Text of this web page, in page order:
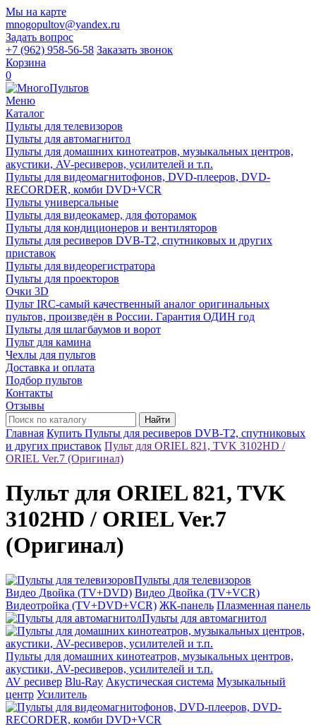
Мы на карте
mnogopultov@yandex.ru
Задать вопрос
+7 (962) 958-56-58 Заказать звонок
Корзина
0
Меню
Каталог
Пульты для телевизоров
Пульты для автомагнитол
Пульты для домашних кинотеатров, музыкальных центров,
акустики, AV-ресиверов, усилителей и т.п.
Пульты для видеомагнитофонов, DVD-плееров, DVD-
RECORDER, комби DVD+VCR
Пульты универсальные
Пульты для видеокамер, для фоторамок
Пульты для кондиционеров и вентиляторов
Пульты для ресиверов DVB-T2, спутниковых и других
приставок
Пульты для видеорегистратора
Пульты для проекторов
Очки 3D
Пульт IRC-самый качественный аналог оригинальных
пультов, произведён в России. Гарантия ОДИН год
Пульты для шлагбаумов и ворот
Пульт для камина
Чехлы для пультов
Доставка и оплата
Подбор пультов
Контакты
Отзывы
Найти
Главная Купить Пульты для ресиверов DVB-T2, спутниковых
и других приставок Пульт для ORIEL 821, TVK 3102HD /
ORIEL Ver.7 (Оригинал)
Пульт для ORIEL 821, TVK
3102HD / ORIEL Ver.7
(Оригинал)
Пульты для телевизоров
Видео Двойка (TV+DVD) Видео Двойка (TV+VCR)
Видеотройка (TV+DVD+VCR) ЖК-панель Плазменная панель
Пульты для автомагнитол
Пульты для домашних кинотеатров, музыкальных центров,
акустики, AV-ресиверов, усилителей и т.п.
AV ресивер Blu-Ray Акустическая система Музыкальный
центр Усилитель